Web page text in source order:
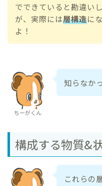
でできていると勘違い
が、実際には層構造に
よ！
ちーがくん
知らなか
構成する物質&
これらの